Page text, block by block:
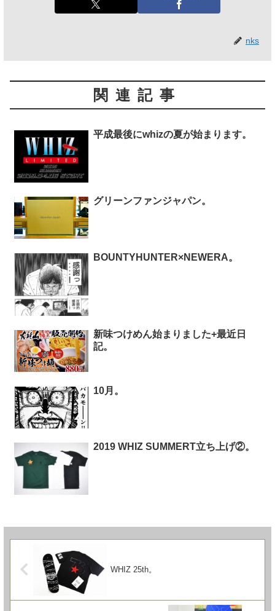
nks
関連記事
平成最後にwhizの夏が始まります。
グリーンファンジャパン。
BOUNTYHUNTER×NEWERA。
新味つけめん始まりました+最近日
記。
10月。
2019 WHIZ SUMMERT立ち上げ②。
WHIZ 25th。